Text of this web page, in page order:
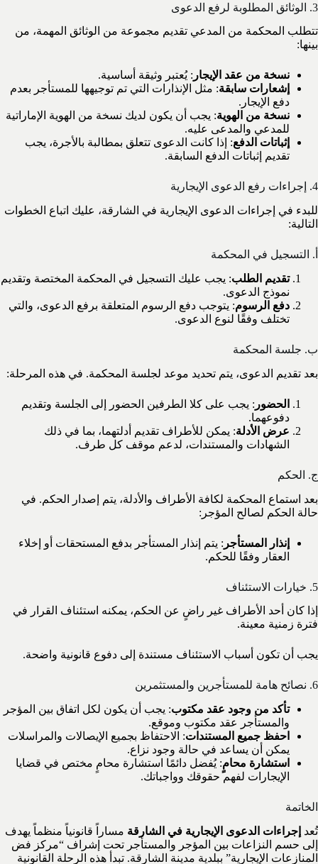
3. الوثائق المطلوبة لرفع الدعوى
تتطلب المحكمة من المدعي تقديم مجموعة من الوثائق المهمة، من
بينها:
نسخة من عقد الإيجار : يُعتبر وثيقة أساسية.
إشعارات سابقة: مثل الإنذارات التي تم توجيهها للمستأجر بعدم
دفع الإيجار.
نسخة من الهوية: يجب أن يكون لديك نسخة من الهوية الإماراتية
للمدعي والمدعى عليه.
إثباتات الدفع: إذا كانت الدعوى تتعلق بمطالبة بالأجرة، يجب
تقديم إثباتات الدفع السابقة.
4. إجراءات رفع الدعوى الإيجارية
للبدء في إجراءات الدعوى الإيجارية في الشارقة، عليك اتباع الخطوات
التالية:
أ. التسجيل في المحكمة
تقديم الطلب: يجب عليك التسجيل في المحكمة المختصة وتقديم
نموذج الدعوى.
دفع الرسوم: يتوجب دفع الرسوم المتعلقة برفع الدعوى، والتي
تختلف وفقًا لنوع الدعوى.
ب. جلسة المحكمة
بعد تقديم الدعوى، يتم تحديد موعد لجلسة المحكمة. في هذه المرحلة:
الحضور : يجب على كلا الطرفين الحضور إلى الجلسة وتقديم
دفوعهما.
عرض الأدلة: يمكن للأطراف تقديم أدلتهما، بما في ذلك
الشهادات والمستندات، لدعم موقف كل طرف.
ج. الحكم
بعد استماع المحكمة لكافة الأطراف والأدلة، يتم إصدار الحكم. في
حالة الحكم لصالح المؤجر:
إنذار المستأجر : يتم إنذار المستأجر بدفع المستحقات أو إخلاء
العقار وفقًا للحكم.
5. خيارات الاستئناف
إذا كان أحد الأطراف غير راضٍ عن الحكم، يمكنه استئناف القرار في
فترة زمنية معينة.
يجب أن تكون أسباب الاستئناف مستندة إلى دفوع قانونية واضحة.
6. نصائح هامة للمستأجرين والمستثمرين
تأكد من وجود عقد مكتوب: يجب أن يكون لكل اتفاق بين المؤجر
والمستأجر عقد مكتوب وموقع.
احفظ جميع المستندات: الاحتفاظ بجميع الإيصالات والمراسلات
يمكن أن يساعد في حالة وجود نزاع.
استشارة محامٍ: يُفضل دائمًا استشارة محامٍ مختص في قضايا
الإيجارات لفهم حقوقك وواجباتك.
الخاتمة
تُعد إجراءات الدعوى الإيجارية في الشارقة مساراً قانونياً منظماً يهدف
إلى حسم النزاعات بين المؤجر والمستأجر تحت إشراف “مركز فض
المنازعات الإيجارية” ببلدية مدينة الشارقة. تبدأ هذه الرحلة القانونية